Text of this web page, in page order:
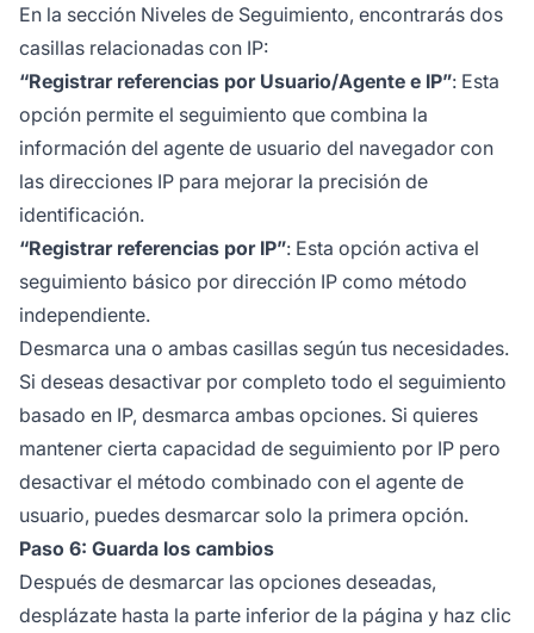
En la sección Niveles de Seguimiento, encontrarás dos
casillas relacionadas con IP:
“Registrar referencias por Usuario/Agente e IP”: Esta
opción permite el seguimiento que combina la
información del agente de usuario del navegador con
las direcciones IP para mejorar la precisión de
identificación.
“Registrar referencias por IP”: Esta opción activa el
seguimiento básico por dirección IP como método
independiente.
Desmarca una o ambas casillas según tus necesidades.
Si deseas desactivar por completo todo el seguimiento
basado en IP, desmarca ambas opciones. Si quieres
mantener cierta capacidad de seguimiento por IP pero
desactivar el método combinado con el agente de
usuario, puedes desmarcar solo la primera opción.
Paso 6: Guarda los cambios
Después de desmarcar las opciones deseadas,
desplázate hasta la parte inferior de la página y haz clic